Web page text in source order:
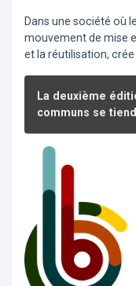
Dans une société où
mouvement de mise
et la réutilisation,
La deuxième
communs se